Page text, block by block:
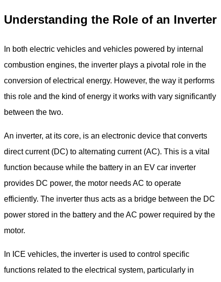
Understanding the Role of an Inverter
In both electric vehicles and vehicles powered by internal
combustion engines, the inverter plays a pivotal role in the
conversion of electrical energy. However, the way it performs
this role and the kind of energy it works with vary significantly
between the two.
An inverter, at its core, is an electronic device that converts
direct current (DC) to alternating current (AC). This is a vital
function because while the battery in an EV car inverter
provides DC power, the motor needs AC to operate
efficiently. The inverter thus acts as a bridge between the DC
power stored in the battery and the AC power required by the
motor.
In ICE vehicles, the inverter is used to control specific
functions related to the electrical system, particularly in